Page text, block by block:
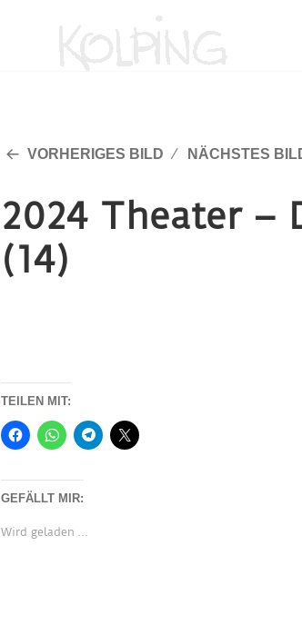
VORHERIGES BILD NÄCHSTES
2024 Theater –
(14)
TEILEN MIT:
GEFÄLLT MIR:
Wird geladen …